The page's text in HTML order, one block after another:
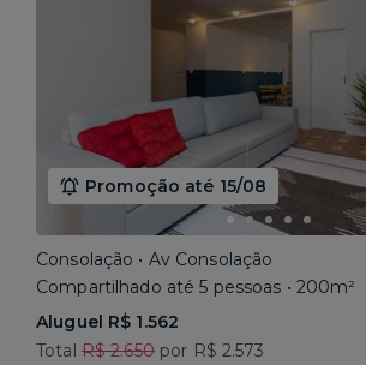
Promoção até 15/08
Consolação • Av Consolação
Compartilhado até 5 pessoas • 200m²
Aluguel R$ 1.562
Total R$ 2.650por R$ 2.573